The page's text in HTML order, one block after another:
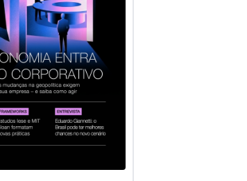
Shop” e passou a ser percebido
sem contar com os recursos da
de ser um centro de despesas para se
de nosso treinamento? Em nosso
os fornecedores.
e basta que queiramos ajudá-los:
para que conheçam seus produtos,